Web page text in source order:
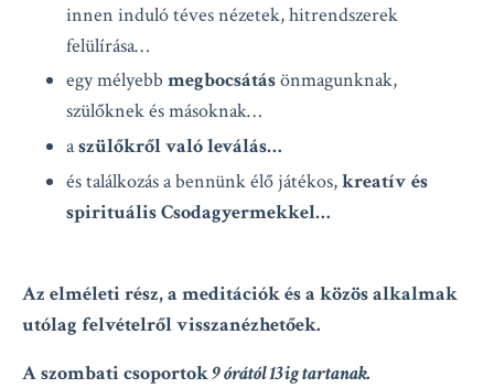
innen induló téves nézetek, hitrendszerek
felülírása…
egy mélyebb megbocsátásönmagunknak,
szülőknek és másoknak…
aszülőkről való leválás…
és találkozás a bennünk élő játékos,kreatív és
spirituális Csodagyermekkel…
Az elméleti rész, a meditációk és a közös alkalmak
utólag felvételről visszanézhetőek.
A szombati csoportok9 órától 13ig tartanak.